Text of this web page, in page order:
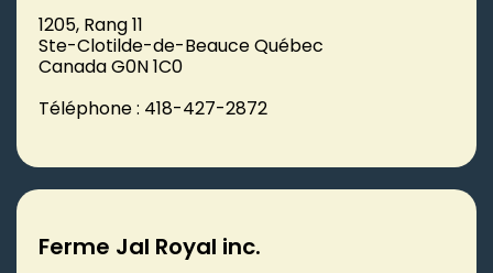
1205, Rang 11
Ste-Clotilde-de-Beauce Québec
Canada G0N 1C0
Téléphone : 418-427-2872
Ferme Jal Royal inc.